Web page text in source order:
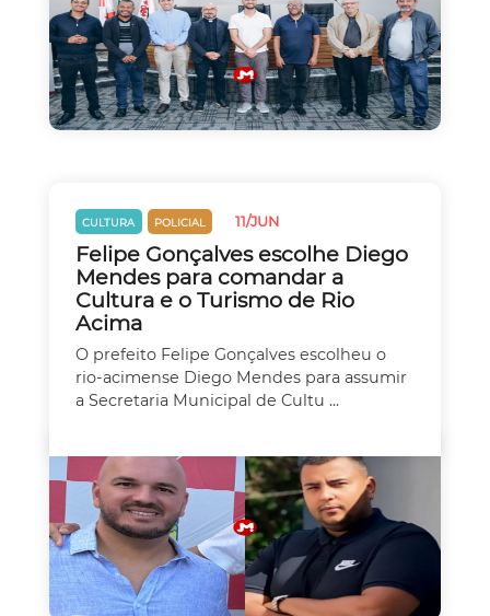
CULTURA POLICIAL 11/JUN
Felipe Gonçalves escolhe Diego
Mendes para comandar a
Cultura e o Turismo de Rio
Acima
O prefeito Felipe Gonçalves escolheu o
rio-acimense Diego Mendes para assumir
a Secretaria Municipal de Cultu ...